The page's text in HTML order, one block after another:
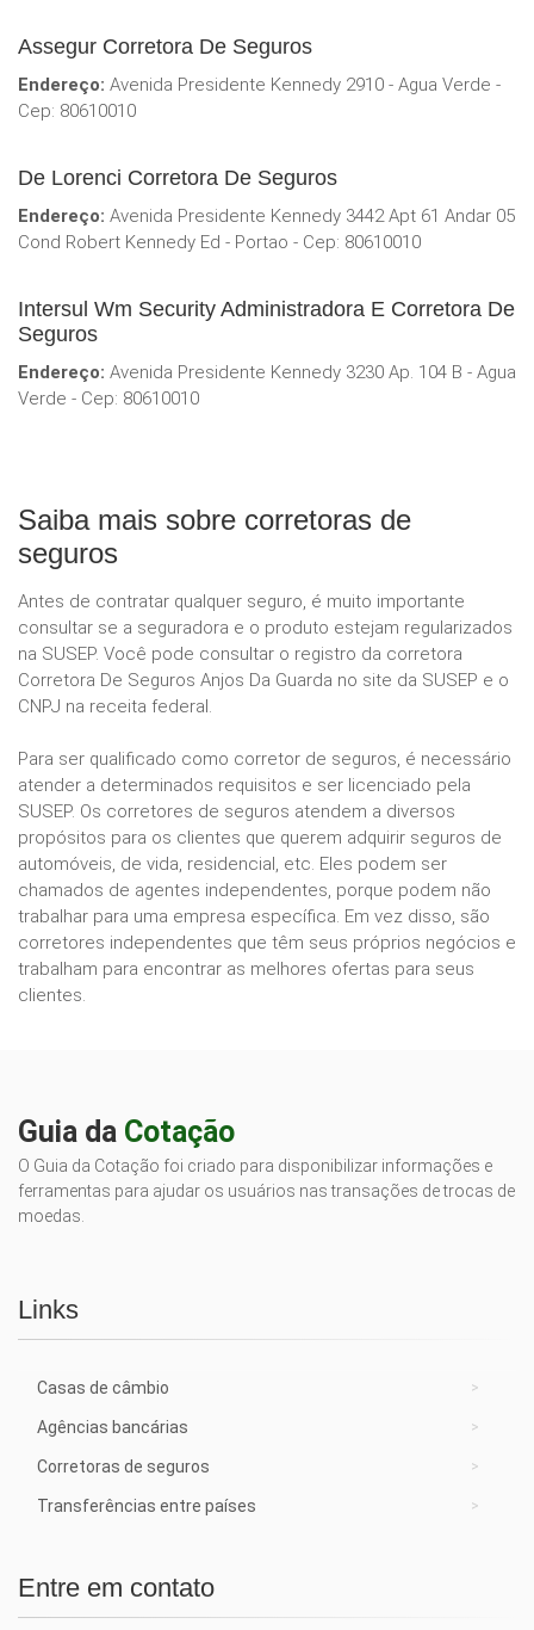
Assegur Corretora De Seguros
Endereço: Avenida Presidente Kennedy 2910 - Agua Verde -
Cep: 80610010
De Lorenci Corretora De Seguros
Endereço: Avenida Presidente Kennedy 3442 Apt 61 Andar 05
Cond Robert Kennedy Ed - Portao - Cep: 80610010
Intersul Wm Security Administradora E Corretora De
Seguros
Endereço: Avenida Presidente Kennedy 3230 Ap. 104 B - Agua
Verde - Cep: 80610010
Saiba mais sobre corretoras de
seguros
Antes de contratar qualquer seguro, é muito importante
consultar se a seguradora e o produto estejam regularizados
na SUSEP. Você pode consultar o registro da corretora
Corretora De Seguros Anjos Da Guarda no site da SUSEP e o
CNPJ na receita federal.
Para ser qualificado como corretor de seguros, é necessário
atender a determinados requisitos e ser licenciado pela
SUSEP. Os corretores de seguros atendem a diversos
propósitos para os clientes que querem adquirir seguros de
automóveis, de vida, residencial, etc. Eles podem ser
chamados de agentes independentes, porque podem não
trabalhar para uma empresa específica. Em vez disso, são
corretores independentes que têm seus próprios negócios e
trabalham para encontrar as melhores ofertas para seus
clientes.
Guia da Cotação
O Guia da Cotação foi criado para disponibilizar informações e
ferramentas para ajudar os usuários nas transações de trocas de
moedas.
Links
Casas de câmbio
Agências bancárias
Corretoras de seguros
Transferências entre países
Entre em contato